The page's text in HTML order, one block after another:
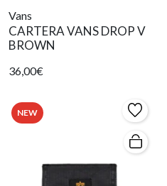
Vans
CARTERA VANS DROP V
BROWN
36,00€
NEW